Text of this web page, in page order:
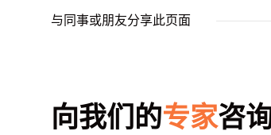
与同事或朋友分享此页面
向我们的专家咨